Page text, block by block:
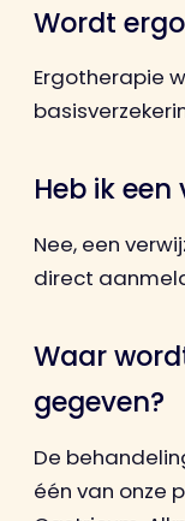
Wordt
Ergotherapie
Heb ik
Nee, een
direct
Waar
gegeven?
De
één van onze